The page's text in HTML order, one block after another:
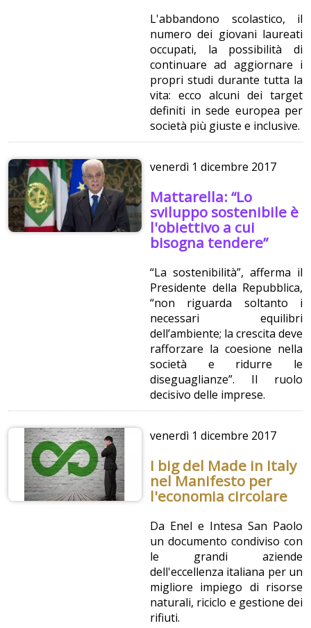
L'abbandono scolastico, il
numero dei giovani laureati
occupati, la possibilità di
continuare ad aggiornare i
propri studi durante tutta la
vita: ecco alcuni dei target
definiti in sede europea per
società più giuste e inclusive.
venerdì 1 dicembre 2017
Mattarella: “Lo
sviluppo sostenibile è
l'obiettivo a cui
bisogna tendere”
“La sostenibilità”, afferma il
Presidente della Repubblica,
“non riguarda soltanto i
necessari equilibri
dell’ambiente; la crescita deve
rafforzare la coesione nella
società e ridurre le
diseguaglianze”. Il ruolo
decisivo delle imprese.
venerdì 1 dicembre 2017
I big del Made in Italy
nel Manifesto per
l'economia circolare
Da Enel e Intesa San Paolo
un documento condiviso con
le grandi aziende
dell'eccellenza italiana per un
migliore impiego di risorse
naturali, riciclo e gestione dei
rifiuti.